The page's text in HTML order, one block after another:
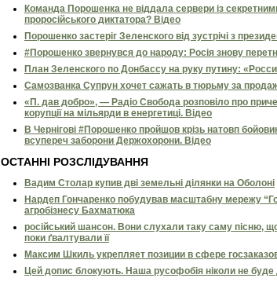
Команда Порошенка не віддала сервери із
проросійського диктатора? Відео
Порошенко застеріг Зеленского від зустрічі з
#Порошенко звернувся до народу: Росія знову
План Зеленского по Донбассу на руку путину:
Самозванка Супрун хочет сажать в тюрьму за
«П. дав добро», — Радіо Свобода розповіло про
корупції на мільярди в енергетиці. Відео
В Чернігові #Порошенко пройшов крізь натовп
всупереч заборони Держохорони. Відео
ОСТАННІ РОЗСЛІДУВАННЯ
Вадим Столар купив дві земельні ділянки на Оболоні
Нардеп Гончаренко побудував масштабну мережу
агробізнесу Бахматюка
російський шансон. Вони слухали таку саму пісню,
поки ґвалтували її
Максим Шкиль укрепляет позиции в сфере
Цей допис блокують. Наша русофобія ніколи не